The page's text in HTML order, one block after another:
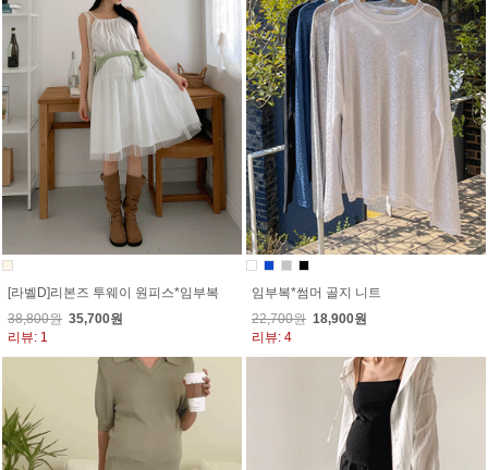
[라벨D]리본즈 투웨이 원피스*임부복
38,800원 35,700원
리뷰: 1
임부복*썸머 골지 니트
22,700원 18,900원
리뷰: 4